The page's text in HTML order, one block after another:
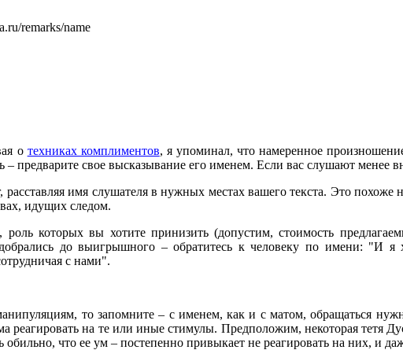
remarks/name
о техниках комплиментов, я упоминал, что намеренное
предварите свое высказывание его именем. Если вас слушают менее
имя слушателя в нужных местах вашего текста. Это похоже
идущих следом.
которых вы хотите принизить (допустим, стоимость
до выигрышного – обратитесь к человеку по имени: "И
с нами".
то запомните – с именем, как и с матом, обращаться
реагировать на те или иные стимулы. Предположим, некоторая тетя
что ее ум – постепенно привыкает не реагировать на них, и